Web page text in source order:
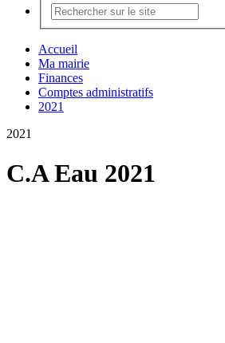
Accueil
Ma mairie
Finances
Comptes administratifs
2021
2021
C.A Eau 2021